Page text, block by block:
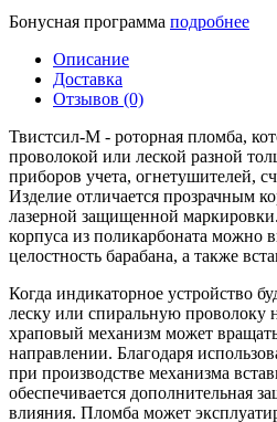
Бонусная программа подробнее
Описание
Доставка
Отзывов (0)
Твистсил-М - роторная пломба,
проволокой или леской разной
приборов учета, огнетушителей,
Изделие отличается прозрачным
лазерной защищенной
корпуса из поликарбоната можно
целостность барабана, а также
Когда индикаторное устройство
леску или спиральную проволоку
храповый механизм может
направлении. Благодаря
при производстве механизма
обеспечивается дополнительная
влияния. Пломба может